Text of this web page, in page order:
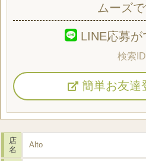
ムーズで
LINE応募が
簡単お友達
店
名
Alto